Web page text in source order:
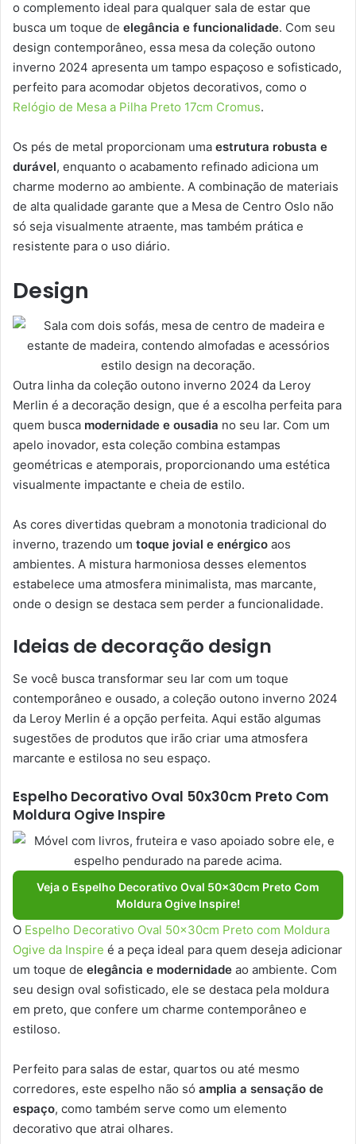
o complemento ideal para qualquer sala de estar que
busca um toque de elegância e funcionalidade. Com seu
design contemporâneo, essa mesa da coleção outono
inverno 2024 apresenta um tampo espaçoso e sofisticado,
perfeito para acomodar objetos decorativos, como o
Relógio de Mesa a Pilha Preto 17cm Cromus.
Os pés de metal proporcionam uma estrutura robusta e
durável, enquanto o acabamento refinado adiciona um
charme moderno ao ambiente. A combinação de materiais
de alta qualidade garante que a Mesa de Centro Oslo não
só seja visualmente atraente, mas também prática e
resistente para o uso diário.
Design
Outra linha da coleção outono inverno 2024 da Leroy
Merlin é a decoração design, que é a escolha perfeita para
quem busca modernidade e ousadia no seu lar. Com um
apelo inovador, esta coleção combina estampas
geométricas e atemporais, proporcionando uma estética
visualmente impactante e cheia de estilo.
As cores divertidas quebram a monotonia tradicional do
inverno, trazendo um toque jovial e enérgico aos
ambientes. A mistura harmoniosa desses elementos
estabelece uma atmosfera minimalista, mas marcante,
onde o design se destaca sem perder a funcionalidade.
Ideias de decoração design
Se você busca transformar seu lar com um toque
contemporâneo e ousado, a coleção outono inverno 2024
da Leroy Merlin é a opção perfeita. Aqui estão algumas
sugestões de produtos que irão criar uma atmosfera
marcante e estilosa no seu espaço.
Espelho Decorativo Oval 50x30cm Preto Com
Moldura Ogive Inspire
Veja o Espelho Decorativo Oval 50x30cm Preto Com
Moldura Ogive Inspire!
O Espelho Decorativo Oval 50x30cm Preto com Moldura
Ogive da Inspire é a peça ideal para quem deseja adicionar
um toque de elegância e modernidade ao ambiente. Com
seu design oval sofisticado, ele se destaca pela moldura
em preto, que confere um charme contemporâneo e
estiloso.
Perfeito para salas de estar, quartos ou até mesmo
corredores, este espelho não só amplia a sensação de
espaço, como também serve como um elemento
decorativo que atrai olhares.